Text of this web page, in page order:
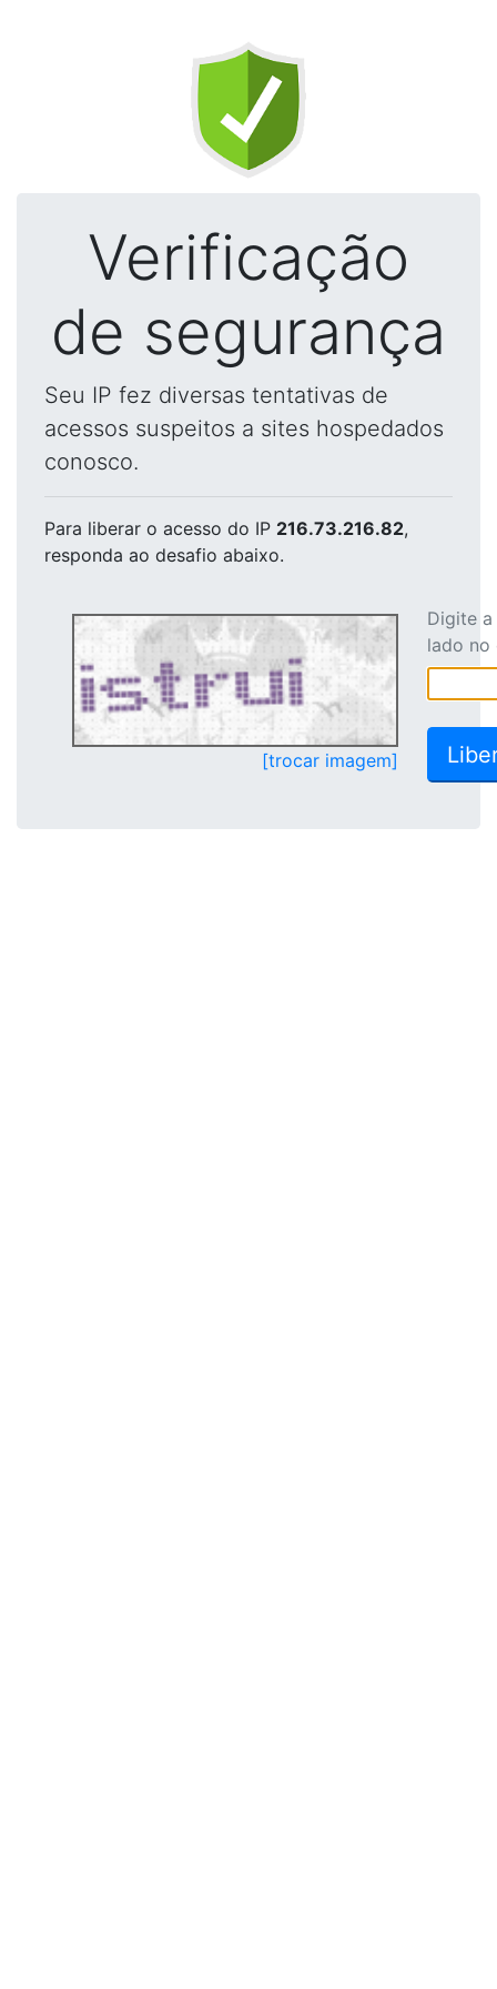
Verificação
de segurança
Seu IP fez diversas tentativas de
acessos suspeitos a sites hospedados
conosco.
Para liberar o acesso do IP 216.73.216.82,
responda ao desafio abaixo.
[trocar imagem]
Digite
lado no